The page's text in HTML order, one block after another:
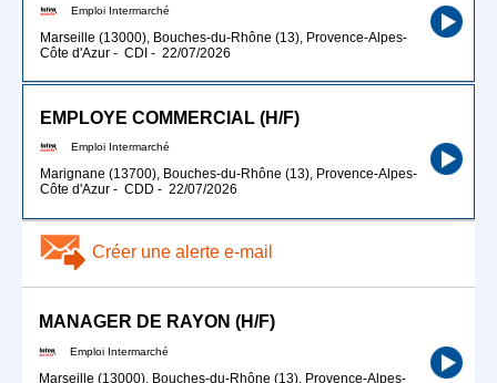
Emploi Intermarché
Marseille (13000), Bouches-du-Rhône (13), Provence-Alpes-
Côte d'Azur - CDI - 22/07/2026
EMPLOYE COMMERCIAL (H/F)
Emploi Intermarché
Marignane (13700), Bouches-du-Rhône (13), Provence-Alpes-
Côte d'Azur - CDD - 22/07/2026
Créer une alerte e-mail
MANAGER DE RAYON (H/F)
Emploi Intermarché
Marseille (13000), Bouches-du-Rhône (13), Provence-Alpes-